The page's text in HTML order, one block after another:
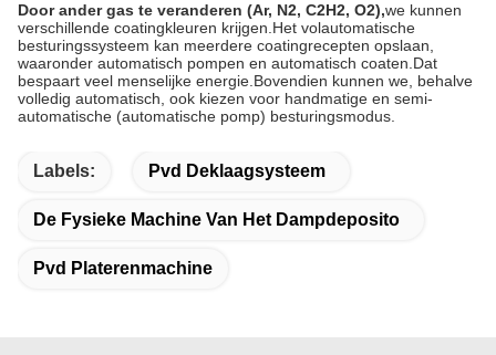
Door ander gas te veranderen (Ar, N2, C2H2, O2),we kunnen
verschillende coatingkleuren krijgen.Het volautomatische
besturingssysteem kan meerdere coatingrecepten opslaan,
waaronder automatisch pompen en automatisch coaten.Dat
bespaart veel menselijke energie.Bovendien kunnen we, behalve
volledig automatisch, ook kiezen voor handmatige en semi-
automatische (automatische pomp) besturingsmodus.
Labels: Pvd Deklaagsysteem
De Fysieke Machine Van Het Dampdeposito
Pvd Platerenmachine